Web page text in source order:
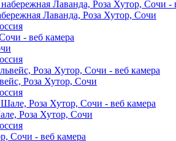
Лаванда, Роза Хутор, Сочи
Роза Хутор, Сочи
Роза Хутор, Сочи